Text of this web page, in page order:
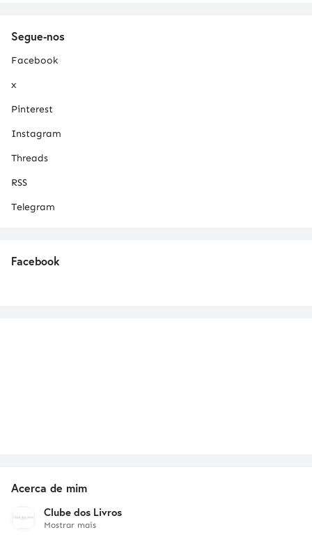
Segue-nos
Facebook
x
Pinterest
Instagram
Threads
RSS
Telegram
Facebook
Acerca de mim
Clube dos Livros
Mostrar mais